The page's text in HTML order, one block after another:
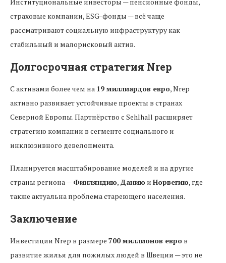
страховые компании, ESG-фонды — всё чаще
рассматривают социальную инфраструктуру как
стабильный и малорисковый актив.
Долгосрочная стратегия Nrep
С активами более чем на 19 миллиардов евро, Nrep
активно развивает устойчивые проекты в странах
Северной Европы. Партнёрство с Sehlhall расширяет
стратегию компании в сегменте социального и
инклюзивного девелопмента.
Планируется масштабирование моделей и на другие
страны региона —Финляндию, Данию и Норвегию, где
также актуальна проблема стареющего населения.
Заключение
Инвестиции Nrep в размере 700 миллионов евро в
развитие жилья для пожилых людей в Швеции — это не